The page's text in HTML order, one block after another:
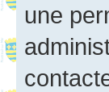
une